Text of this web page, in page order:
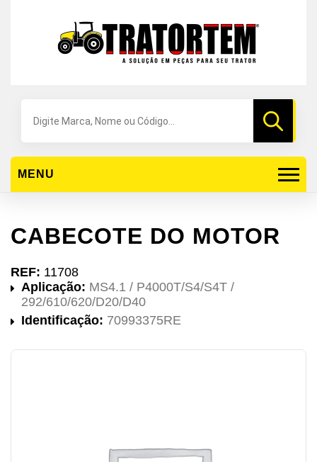
MENU
produtos
CABECOTE DO MOTOR
REF: 11708
Aplicação: MS4.1 / P4000T/S4/S4T /
292/610/620/D20/D40
Identificação: 70993375RE